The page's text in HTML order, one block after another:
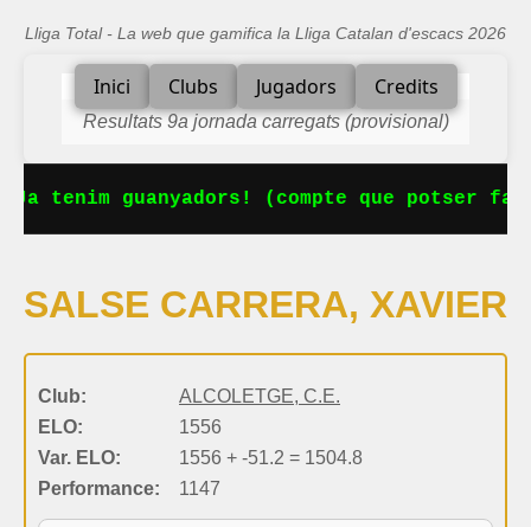
Lliga Total - La web que gamifica la Lliga Catalan d'escacs 2026
Inici Clubs Jugadors Credits
Resultats 9a jornada carregats (provisional)
tenim guanyadors! (compte que potser
SALSE CARRERA, XAVIER
Club:
ALCOLETGE, C.E.
ELO:
1556
Var. ELO:
1556 + -51.2 = 1504.8
Performance:
1147